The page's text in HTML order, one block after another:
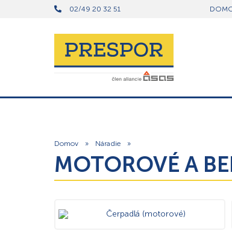
02/49 20 32 51
Domov » Náradie »
MOTOROVÉ A
Čerpadlá (motorové)